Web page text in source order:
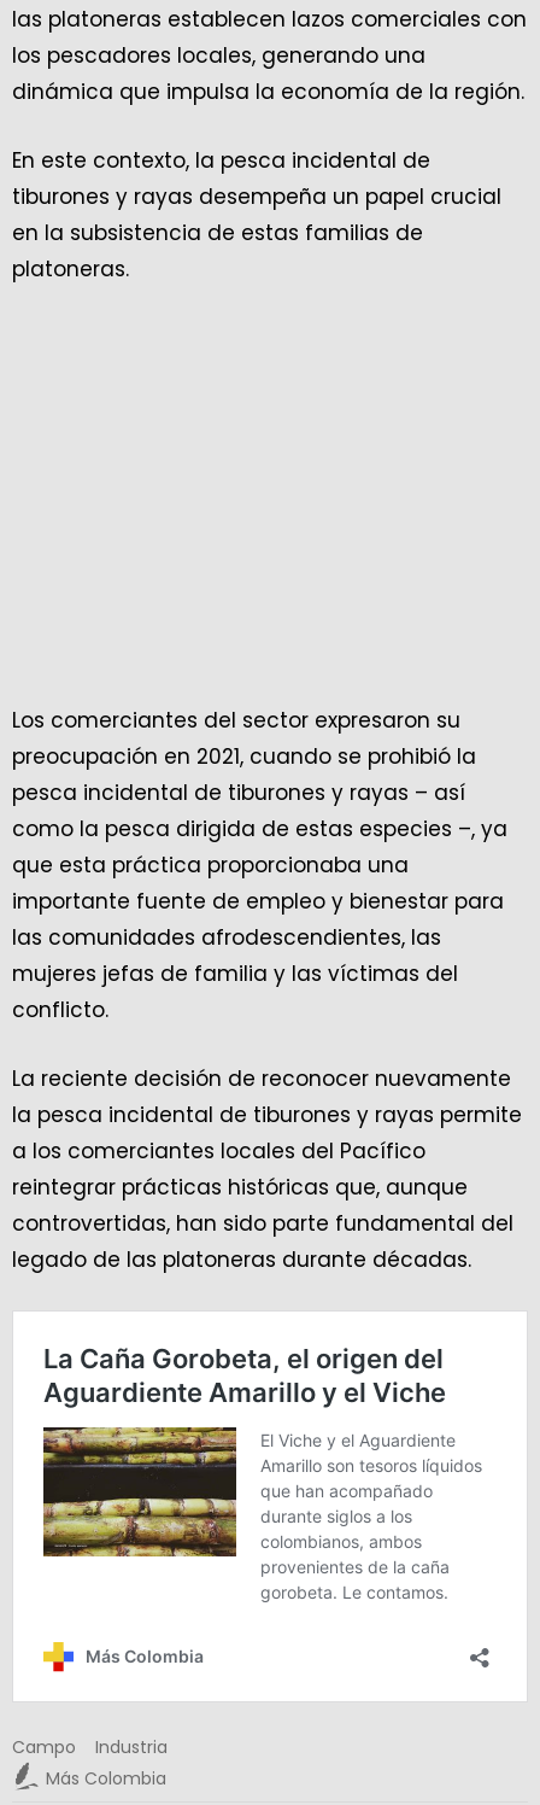
las platoneras establecen lazos comerciales con
los pescadores locales, generando una
dinámica que impulsa la economía de la región.
En este contexto, la pesca incidental de
tiburones y rayas desempeña un papel crucial
en la subsistencia de estas familias de
platoneras.
Los comerciantes del sector expresaron su
preocupación en 2021, cuando se prohibió la
pesca incidental de tiburones y rayas – así
como la pesca dirigida de estas especies –, ya
que esta práctica proporcionaba una
importante fuente de empleo y bienestar para
las comunidades afrodescendientes, las
mujeres jefas de familia y las víctimas del
conflicto.
La reciente decisión de reconocer nuevamente
la pesca incidental de tiburones y rayas permite
a los comerciantes locales del Pacífico
reintegrar prácticas históricas que, aunque
controvertidas, han sido parte fundamental del
legado de las platoneras durante décadas.
Campo
Industria
Más Colombia